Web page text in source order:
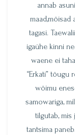
annab
maad,mõisad
tagasi.
igaühe kinni
waene ei
“Erkati” tõugu
wõimu
samowariga,
tilgutab, mis
tantsima